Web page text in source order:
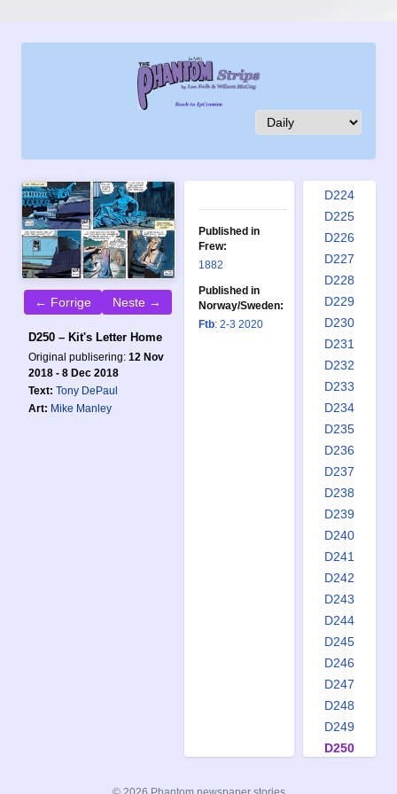
← Forrige Neste →
D250 – Kit's Letter Home
Original publisering: 12 Nov
2018 - 8 Dec 2018
Text: Tony DePaul
Art: Mike Manley
Published in
Frew:
1882
Published in
Norway/Sweden:
Ftb: 2-3 2020
D217
D220
D224
D225
D226
D227
D228
D229
D230
D231
D232
D233
D234
D235
D236
D237
D238
D239
D240
D241
D242
D243
D244
D245
D246
D247
D248
D249
D250